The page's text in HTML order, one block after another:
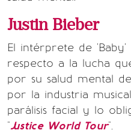
Justin Bieber
El intérprete de
respecto a la lucha
por su salud mental
por la industria
parálisis facial y lo
"Justice World Tour".